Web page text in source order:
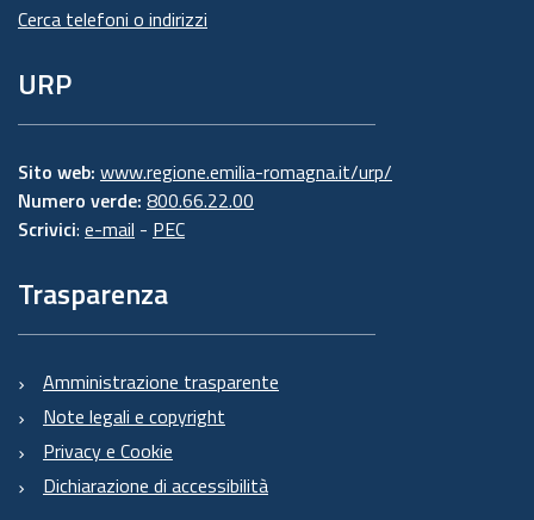
Cerca telefoni o indirizzi
URP
Sito web: www.regione.emilia-romagna.it/urp/
Numero verde: 800.66.22.00
Scrivici: e-mail - PEC
Trasparenza
Amministrazione trasparente
Note legali e copyright
Privacy e Cookie
Dichiarazione di accessibilità